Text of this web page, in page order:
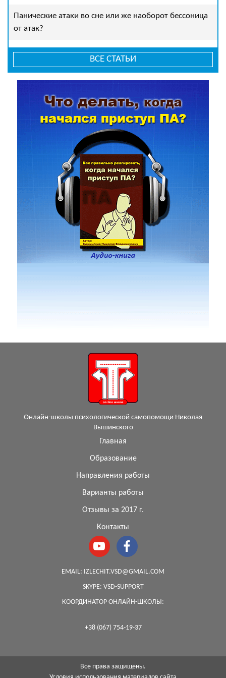
Панические атаки во сне или же наоборот бессоница
от атак?
ВСЕ СТАТЬИ
Онлайн-школы психологической самопомощи Николая
Вышинского
Главная
Образование
Направления работы
Варианты работы
Отзывы за 2017 г.
Контакты
EMAIL: IZLECHIT.VSD@GMAIL.COM
SKYPE: VSD-SUPPORT
КООРДИНАТОР ОНЛАЙН-ШКОЛЫ:
+38 (067) 754-19-37
Все права защищены.